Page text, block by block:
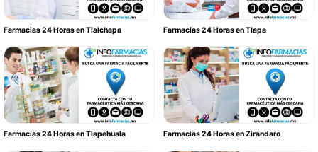
Farmacias 24 Horas en Tlalchapa Farmacias 24 Horas en Tlapa
Farmacias 24 Horas en Tlapehuala Farmacias 24 Horas en Zirándaro